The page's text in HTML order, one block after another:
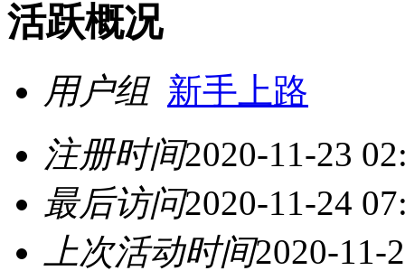
活跃概况
用户组 新手上路
注册时间2020-11-23
最后访问2020-11-24
上次活动时间2020-11-